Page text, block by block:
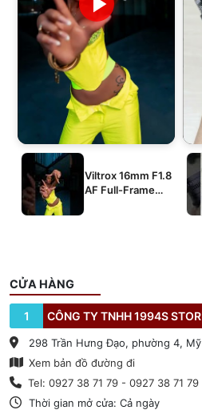
Viltrox 16mm F1.8
AF Full-Frame
CỬA HÀNG
1 CÔNG TY TNHH 1994S
298 Trần Hưng Đạo, phường 4,
Xem bản đồ đường đi
Tel: 0927 38 71 79 - 0927 38 71 79
Thời gian mở cửa: Cả ngày